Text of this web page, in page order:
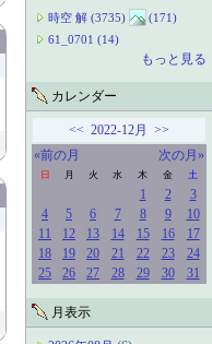
時空 解 (3735)
(171)
61_0701 (14)
もっと見る
カレンダー
<< 2022-12月
>>
«前の月
次の月»
日 月 火 水 木 金 土
1 2
3
4
5 6 7 8 9
10
11
12 13 14 15 16
17
18
19 20 21 22 23
24
25
26 27 28 29 30 31
月表示